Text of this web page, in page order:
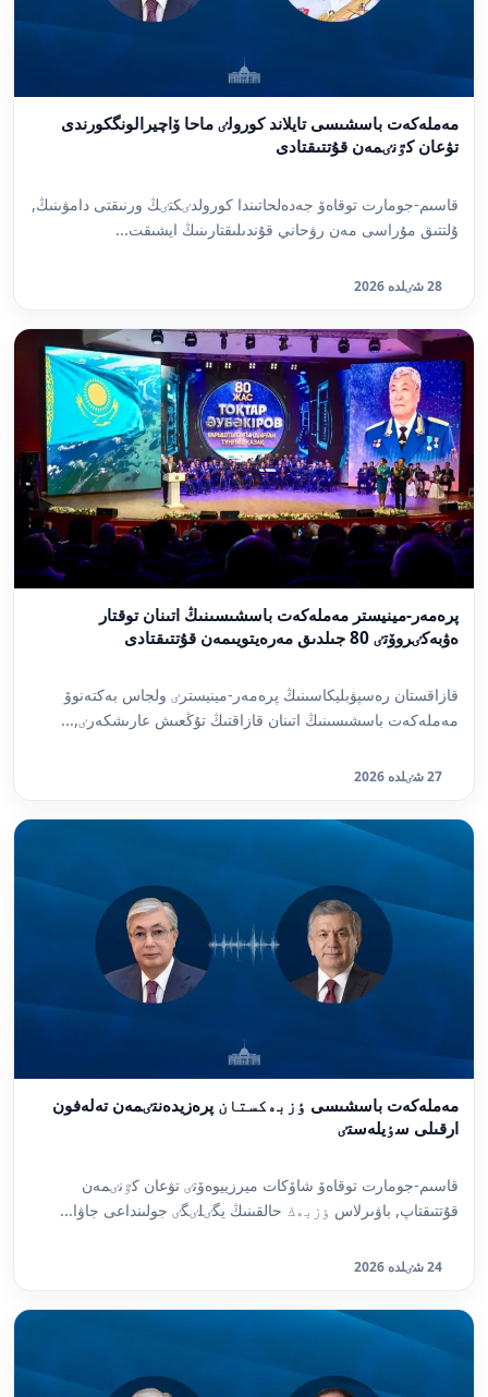
مەملەكەت باسشىسى تايلاند كورولٸ ماحا ۆاچيرالونگكورندى
تۋعان كٷنٸمەن قۇتتىقتادى
قاسىم-جومارت توقاەۆ جەدەلحاتىندا كورولدٸكتٸڭ ورنىقتى دامۋىنىڭ,
ۇلتتىق مۇراسى مەن رۋحاني قۇندىلىقتارىنىڭ ايشىقت...
28 شٸلدە 2026
پرەمەر-مينيستر مەملەكەت باسشىسىنىڭ اتىنان توقتار
ەۋبەكٸروۆتٸ 80 جىلدىق مەرەيتويىمەن قۇتتىقتادى
قازاقستان رەسپۋبليكاسىنىڭ پرەمەر-مينيسترٸ ولجاس بەكتەنوۆ
مەملەكەت باسشىسىنىڭ اتىنان قازاقتىڭ تۇڭعىش عارىشكەرٸ,...
27 شٸلدە 2026
مەملەكەت باسشىسى ٶزبەكستان پرەزيدەنتٸمەن تەلەفون
ارقىلى سٶيلەستٸ
قاسىم-جومارت توقاەۆ شاۆكات ميرزييوەۆتٸ تۋعان كٷنٸمەن
قۇتتىقتاپ, باۋىرلاس ٶزبەك حالقىنىڭ يگٸلٸگٸ جولىنداعى جاۋا...
24 شٸلدە 2026